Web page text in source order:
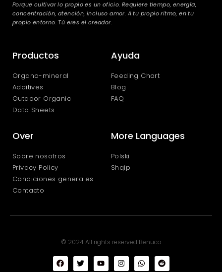
Porque cultivar lo propio es un oficio. Requiere tiempo, energía,
concentración, atención, incluso amor. A tu propio ritmo, en tu
propio entorno. Tú eres el creador.
Productos
Organo-mineral
Additives
Outdoor Organic
Data Sheets
Ayuda
Feeding Chart
Blog
FAQ
Over
Sobre nosotros
Privacy Policy
Condiciones generales
Contacto
More Languages
Polski
Shqip
© 2024 All rights reserved Benuco